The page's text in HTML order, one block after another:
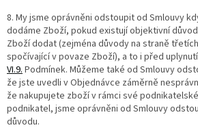
8. My jsme oprávněni odstoupit od Smlouvy
dodáme Zboží, pokud existují objektivní
Zboží dodat (zejména důvody na straně
spočívající v povaze Zboží), a to i před
VI.9.Podmínek. Můžeme také od Smlouvy
že jste uvedli v Objednávce záměrně
že nakupujete zboží v rámci své
podnikatel, jsme oprávněni od Smlouvy
důvodu.